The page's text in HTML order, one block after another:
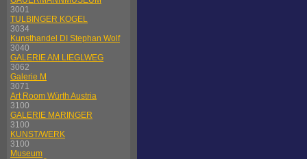
3001
TULBINGER KOGEL
3034
Kunsthandel DI Stephan Wolf
3040
GALERIE AM LIEGLWEG
3062
Galerie M
3071
Art Room Würth Austria
3100
GALERIE MARINGER
3100
KUNST/WERK
3100
Museum